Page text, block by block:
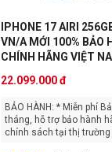
IPHONE 17 AIRI
VN/A MỚI 100% BẢO
CHÍNH HÃNG VIỆT
22.099.000 đ
BẢO HÀNH: * Miễn phí Bảo hành 12
tháng, hỗ trợ bảo hành
chính sách tại thị trường